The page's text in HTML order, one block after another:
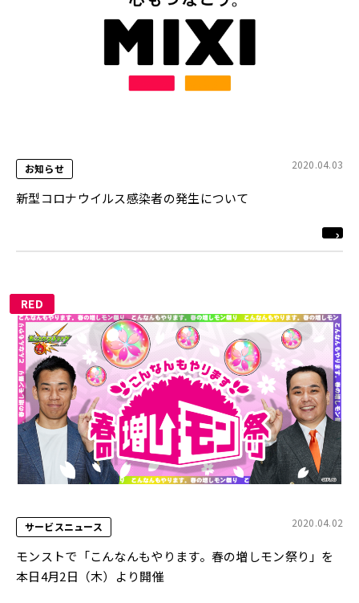
お知らせ 2020.04.03
新型コロナウイルス感染者の発生について
RED
サービスニュース 2020.04.02
モンストで「こんなんもやります。春の増しモン祭り」を
本日4月2日（木）より開催